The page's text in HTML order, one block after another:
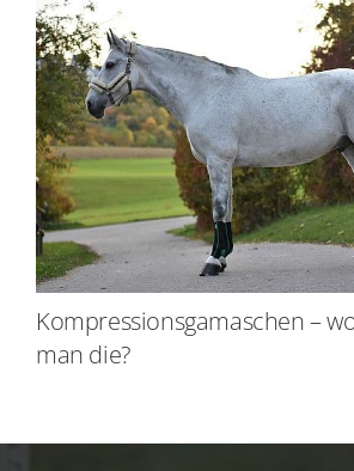
Kompressionsgamaschen –
man die?